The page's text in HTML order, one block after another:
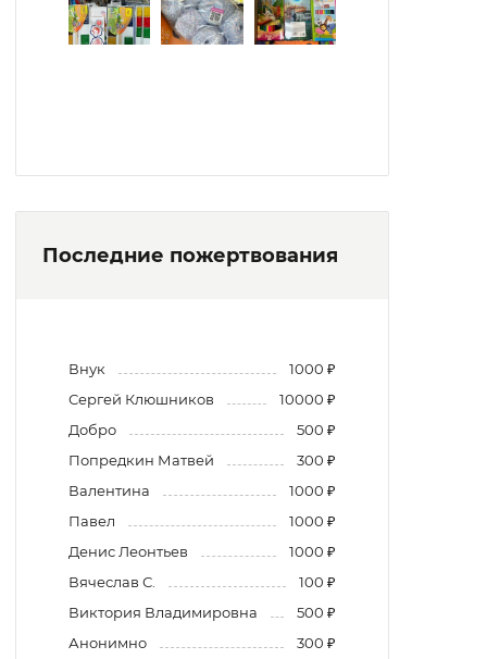
Последние пожертвования
Внук
1000 ₽
Сергей Клюшников
10000 ₽
Добро
500 ₽
Попредкин Матвей
300 ₽
Валентина
1000 ₽
Павел
1000 ₽
Денис Леонтьев
1000 ₽
Вячеслав С.
100 ₽
Виктория Владимировна
500 ₽
Анонимно
300 ₽